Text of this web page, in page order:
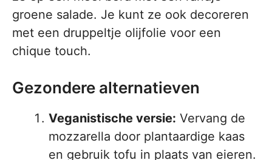
groene salade. Je kunt ze ook decoreren
met een druppeltje olijfolie voor een
chique touch.
Gezondere alternatieven
Veganistische versie: Vervang de
mozzarella door plantaardige kaas
en gebruik tofu in plaats van eieren.